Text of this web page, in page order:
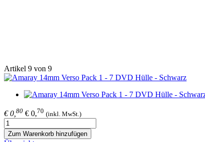
Artikel 9 von 9
€ 0, 80 € 0,70 (inkl. MwSt.)
Zum Warenkorb hinzufügen